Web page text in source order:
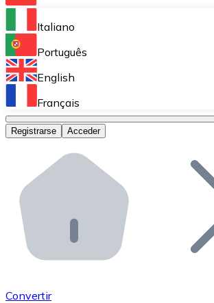
Bitnovo Ramp
Integra nuestra solución en tu
Bitnovo Giftcards
Bitnovo OTC
Bitnovo ATM
Integra un ATM Bitnovo en tu
Bitnovo API
Integra nuestra API en tu ecosistema.
Únete a nuestra red de distribuidores.
Italiano
Português
English
Français
Registrarse Acceder
Convertir